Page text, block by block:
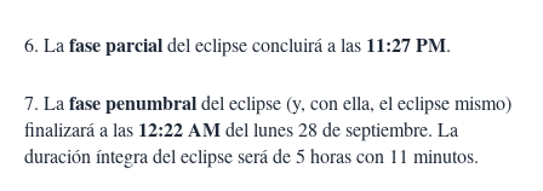
6. La fase parcialdel eclipse concluirá a las 11:27 PM.
7. La fase penumbraldel eclipse (y, con ella, el eclipse mismo)
finalizará a las 12:22 AMdel lunes 28 de septiembre. La
duración íntegra del eclipse será de 5 horas con 11 minutos.